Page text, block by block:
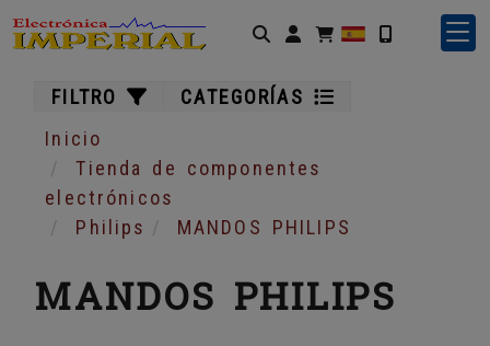
Identifícate
FILTRO
CATEGORÍAS
Inicio
Tienda de componentes
electrónicos
Philips
MANDOS PHILIPS
MANDOS PHILIPS